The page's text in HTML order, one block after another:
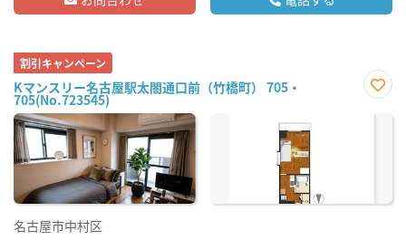
割引キャンペーン
Kマンスリー名古屋駅太閤通口前（竹橋町） 705・
705(No.723545)
に入
名古屋市中村区